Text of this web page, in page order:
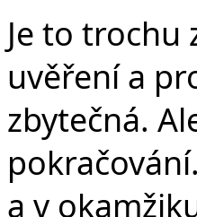
Je to trochu
uvěření a
zbytečná.
a v